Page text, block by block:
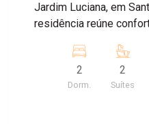
Jardim Luciana, em
residência reúne
de vida. O imóvel foi projetado com acabamentos
de excelente padrão,
amplos, funcionais e
2
Dorm.
2
Suítes